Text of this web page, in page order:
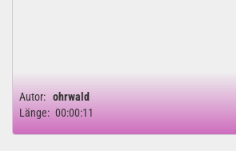
Autor: ohrwald
Länge: 00:00:11